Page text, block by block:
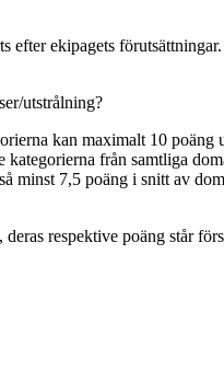
efter ekipagets
utstrålning?
kan maximalt 10 poäng
kategorierna från samtliga
minst 7,5 poäng i snitt av
respektive poäng står